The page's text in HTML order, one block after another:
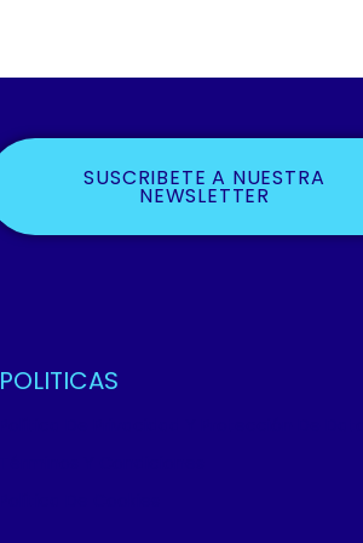
SUSCRIBETE A NUESTRA
NEWSLETTER
POLITICAS